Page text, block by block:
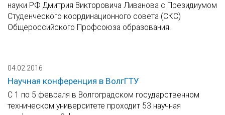
науки РФ Дмитрия Викторовича Ливанова с Президиумом
Студенческого координационного совета (СКС)
Общероссийского Профсоюза образования.
04.02.2016
Научная конференция в ВолгГТУ
С 1 по 5 февраля в Волгоградском государственном
техническом университете проходит 53 научная